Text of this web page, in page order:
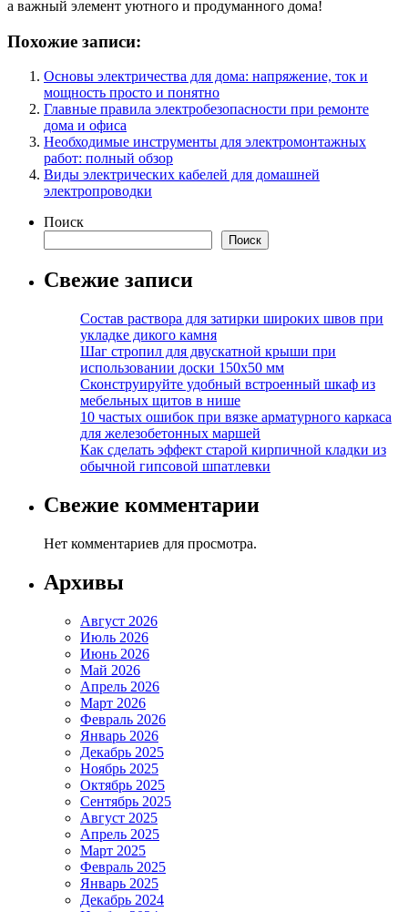
а важный элемент уютного и продуманного дома!
Похожие записи:
Основы электричества для дома: напряжение, ток и
мощность просто и понятно
Главные правила электробезопасности при ремонте
дома и офиса
Необходимые инструменты для электромонтажных
работ: полный обзор
Виды электрических кабелей для домашней
электропроводки
Поиск
Поиск
Свежие записи
Состав раствора для затирки широких швов при
укладке дикого камня
Шаг стропил для двускатной крыши при
использовании доски 150х50 мм
Сконструируйте удобный встроенный шкаф из
мебельных щитов в нише
10 частых ошибок при вязке арматурного каркаса
для железобетонных маршей
Как сделать эффект старой кирпичной кладки из
обычной гипсовой шпатлевки
Свежие комментарии
Нет комментариев для просмотра.
Архивы
Август 2026
Июль 2026
Июнь 2026
Май 2026
Апрель 2026
Март 2026
Февраль 2026
Январь 2026
Декабрь 2025
Ноябрь 2025
Октябрь 2025
Сентябрь 2025
Август 2025
Апрель 2025
Март 2025
Февраль 2025
Январь 2025
Декабрь 2024